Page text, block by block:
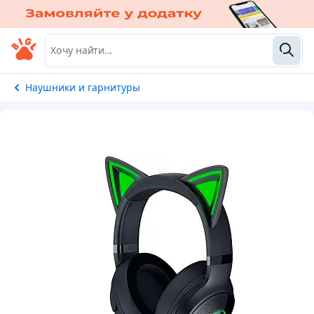
Наушники и гарнитуры